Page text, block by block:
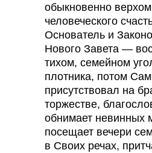
обыкновенно верхом
человеческого
Основатель и
Нового Завета —
тихом, семейном
плотника, потом Сам
присутствовал на
торжестве,
обнимает невинных
посещает вечери
в Своих речах,